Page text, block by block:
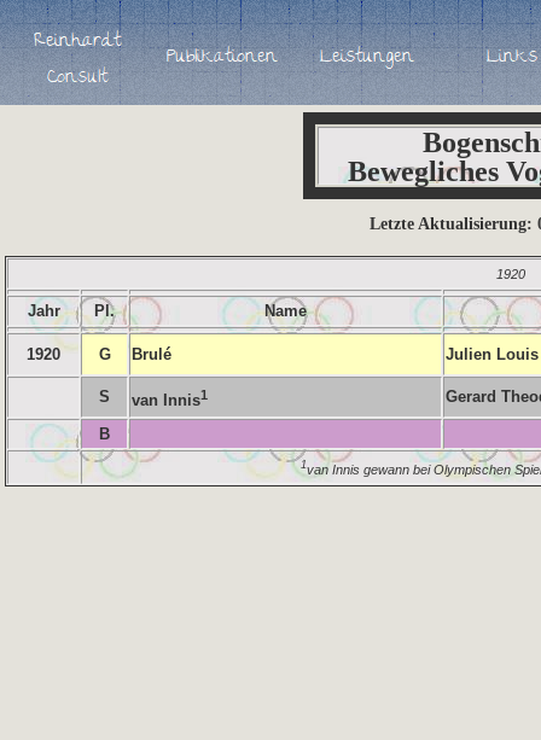
Bewegliches
Letzte Aktualisierung:
1920
Jahr Pl. Name
1920 G Brulé Julien Louis
S van Innis1 Gerard
B
1van Innis gewann bei Olympischen